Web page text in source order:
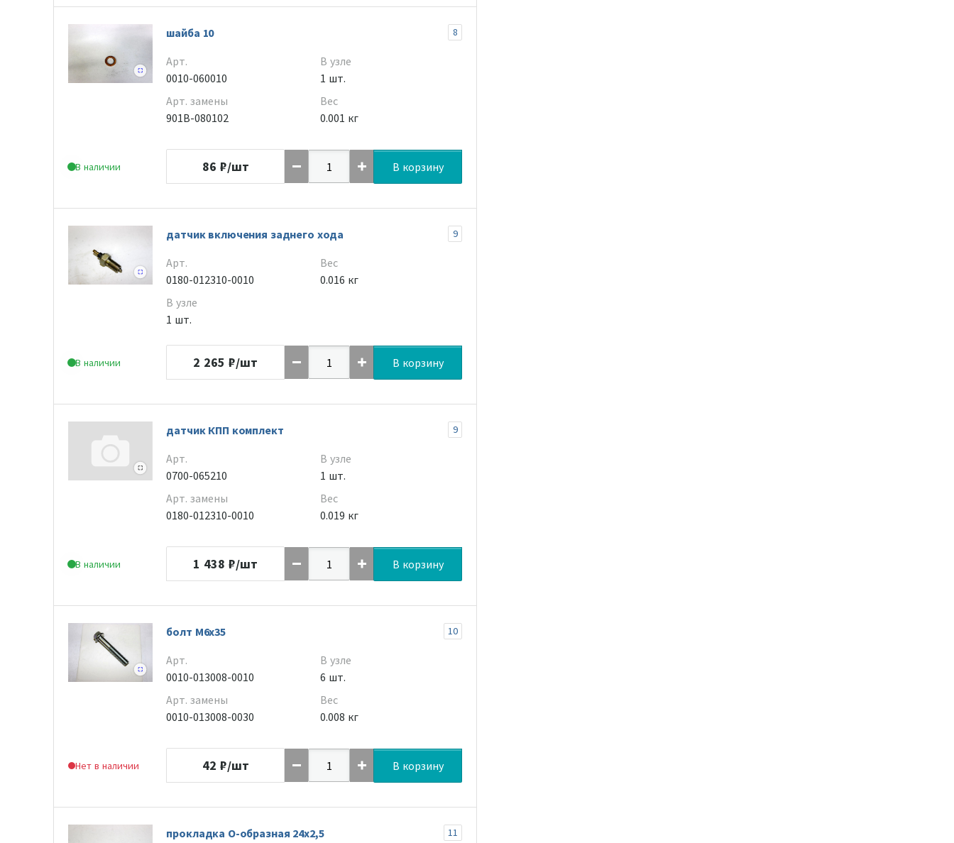
В наличии
шайба 10 8
Арт.
0010-060010
Арт. замены
901B-080102
В узле
1 шт.
Вес
0.001 кг
86 ₽/шт В корзину
В наличии
датчик включения заднего хода 9
Арт.
0180-012310-0010
В узле
1 шт.
Вес
0.016 кг
2 265 ₽/шт В корзину
В наличии
датчик КПП комплект 9
Арт.
0700-065210
Арт. замены
0180-012310-0010
В узле
1 шт.
Вес
0.019 кг
1 438 ₽/шт В корзину
Нет в наличии
болт M6x35 10
Арт.
0010-013008-0010
Арт. замены
0010-013008-0030
В узле
6 шт.
Вес
0.008 кг
42 ₽/шт В корзину
прокладка О-образная 24х2,5 11